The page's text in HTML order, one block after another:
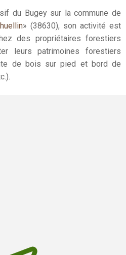
du Bugey sur la commune de
» (38630), son activité est
des propriétaires forestiers
leurs patrimoines forestiers
de bois sur pied et bord de